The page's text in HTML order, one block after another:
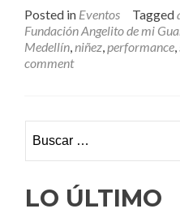
about
Cena
2016:
Amor
Posted in Eventos Tagged
Fundación Angelito de mi
Medellín niñez performance
comment
LO ÚLTIMO